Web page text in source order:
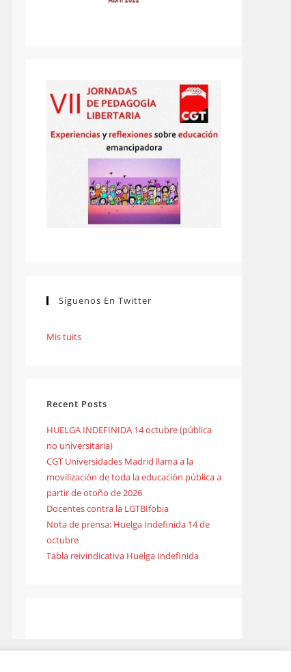
Síguenos En Twitter
Mis tuits
Recent Posts
HUELGA INDEFINIDA 14 octubre (pública
no universitaria)
CGT Universidades Madrid llama a la
movilización de toda la educación pública a
partir de otoño de 2026
Docentes contra la LGTBIfobia
Nota de prensa: Huelga Indefinida 14 de
octubre
Tabla reivindicativa Huelga Indefinida